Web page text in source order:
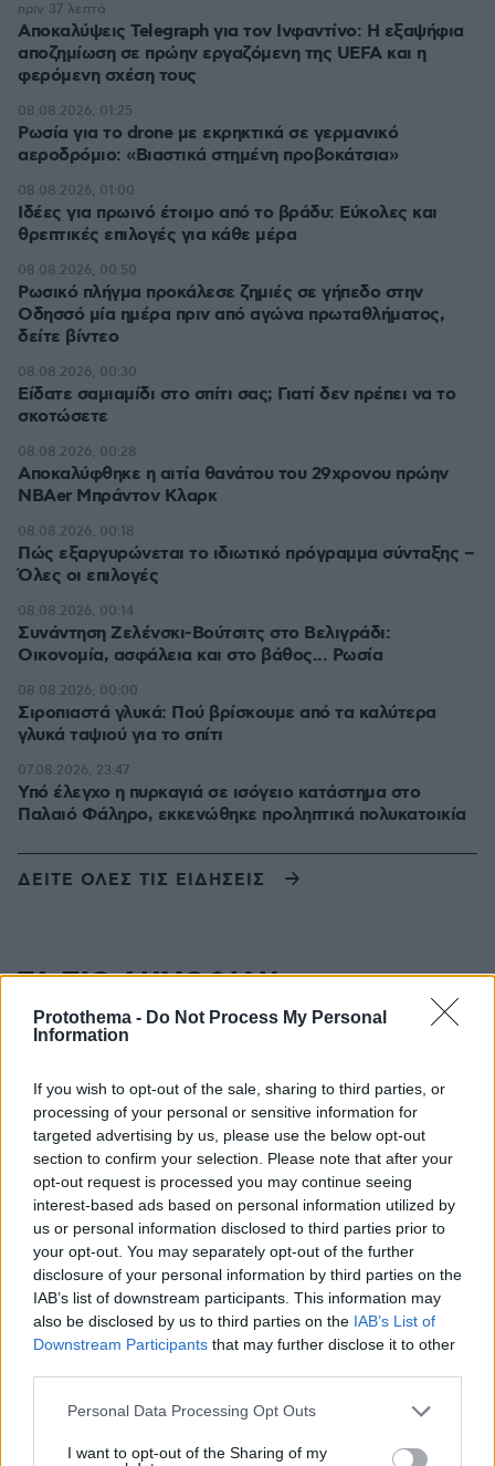
Protothema - Do Not Process My Personal
Information
If you wish to opt-out of the sale, sharing to third parties, or
processing of your personal or sensitive information for
targeted advertising by us, please use the below opt-out
section to confirm your selection. Please note that after your
opt-out request is processed you may continue seeing
interest-based ads based on personal information utilized by
us or personal information disclosed to third parties prior to
your opt-out. You may separately opt-out of the further
disclosure of your personal information by third parties on the
IAB’s list of downstream participants. This information may
also be disclosed by us to third parties on the IAB’s List of
Downstream Participants that may further disclose it to other
Please note that this website/app uses one or more Google
not limited to your visit or usage behaviour. You may click to
Personal Data Processing Opt Outs
I want to opt-out of the Sharing of my
Αποκαλύψεις Telegraph για τον Ινφαντίνο: Η εξαψήφια
αποζημίωση σε πρώην εργαζόμενη της UEFA και η
φερόμενη σχέση τους
πριν 37 λεπτά
Ρωσία για το drone με εκρηκτικά σε γερμανικό
αεροδρόμιο: «Βιαστικά στημένη προβοκάτσια»
08.08.2026, 01:25
Ιδέες για πρωινό έτοιμο από το βράδυ: Εύκολες και
θρεπτικές επιλογές για κάθε μέρα
08.08.2026, 01:00
Ρωσικό πλήγμα προκάλεσε ζημιές σε γήπεδο στην
Οδησσό μία ημέρα πριν από αγώνα πρωταθλήματος,
δείτε βίντεο
08.08.2026, 00:50
Είδατε σαμιαμίδι στο σπίτι σας; Γιατί δεν πρέπει να το
σκοτώσετε
08.08.2026, 00:30
Αποκαλύφθηκε η αιτία θανάτου του 29χρονου πρώην
NBAer Μπράντον Κλαρκ
08.08.2026, 00:28
Πώς εξαργυρώνεται το ιδιωτικό πρόγραμμα σύνταξης –
Όλες οι επιλογές
08.08.2026, 00:18
Συνάντηση Ζελένσκι-Βούτσιτς στο Βελιγράδι:
Οικονομία, ασφάλεια και στο βάθος... Ρωσία
08.08.2026, 00:14
Σιροπιαστά γλυκά: Πού βρίσκουμε από τα καλύτερα
γλυκά ταψιού για το σπίτι
08.08.2026, 00:00
Υπό έλεγχο η πυρκαγιά σε ισόγειο κατάστημα στο
Παλαιό Φάληρο, εκκενώθηκε προληπτικά πολυκατοικία
07.08.2026, 23:47
ΔΕΙΤΕ ΟΛΕΣ ΤΙΣ ΕΙΔΗΣΕΙΣ
ΤΑ ΠΙΟ ΔΗΜΟΦΙΛΗ